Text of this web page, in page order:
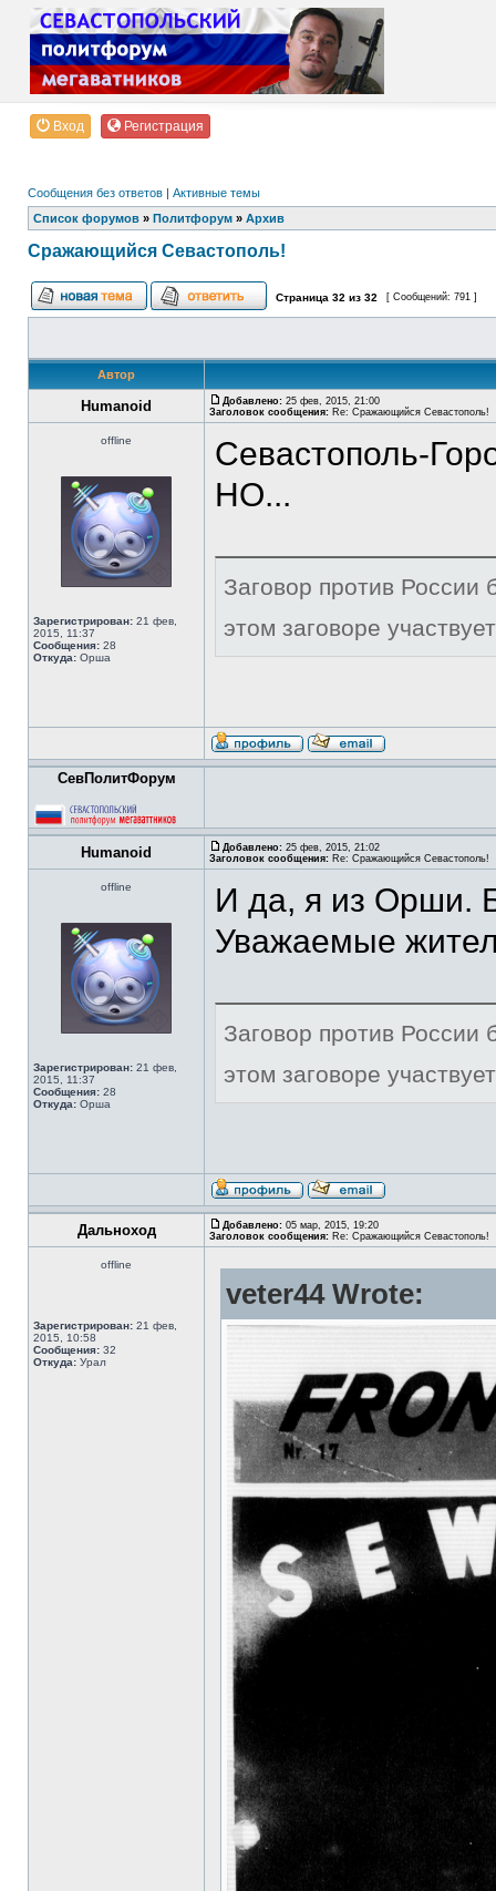
Вход Регистрация
Сообщения без ответов | Активные темы
Список форумов » Политфорум » Архив
Сражающийся Севастополь!
Страница 32 из 32 [ Сообщений: 791 ]
Автор
Humanoid Добавлено: 25 фев, 2015, 21:00
Заголовок сообщения: Re: Сражающийся Севастополь!
offline
Зарегистрирован: 21 фев,
2015, 11:37
Сообщения: 28
Откуда: Орша
Севастополь-
НО...
Заговор против России
этом заговоре
СевПолитФорум
Humanoid Добавлено: 25 фев, 2015, 21:02
Заголовок сообщения: Re: Сражающийся Севастополь!
offline
Зарегистрирован: 21 фев,
2015, 11:37
Сообщения: 28
Откуда: Орша
И да, я из Орши.
Уважаемые
Заговор против России
этом заговоре
Дальноход Добавлено: 05 мар, 2015, 19:20
Заголовок сообщения: Re: Сражающийся Севастополь!
offline
Зарегистрирован: 21 фев,
2015, 10:58
Сообщения: 32
Откуда: Урал
veter44 Wrote: